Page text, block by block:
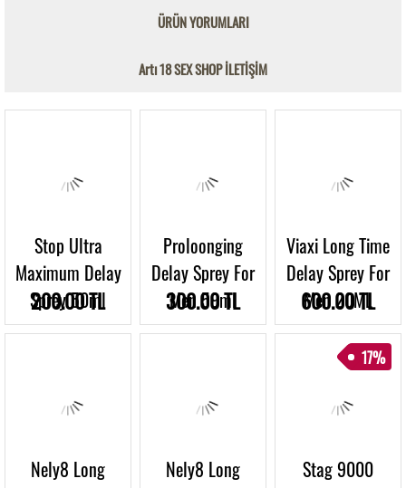
ÜRÜN YORUMLARI
Artı 18 SEX SHOP İLETİŞİM
Stop Ultra
Maximum Delay
Sprey 50ml
200.00 TL
Proloonging
Delay Sprey For
Men 59ml
300.00 TL
Viaxi Long Time
Delay Sprey For
Men 20ML
600.00 TL
Nely8 Long
Nely8 Long
Stag 9000
17%